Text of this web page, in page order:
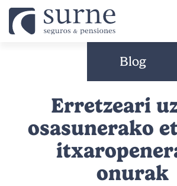
Skip to main content
Blog
Erretzeari
osasunerako
onurak